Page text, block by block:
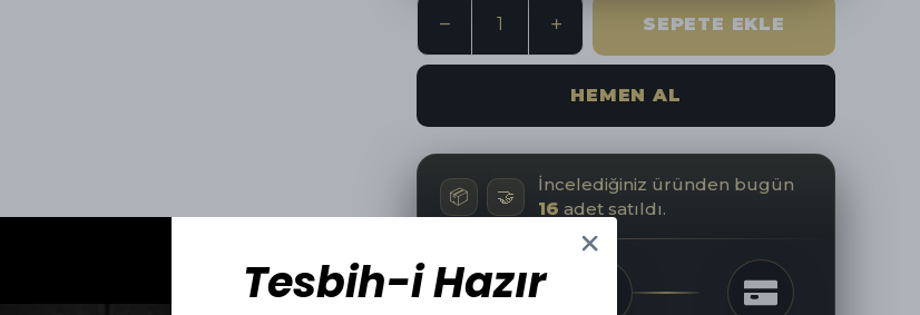
SEPETE EKLE
HEMEN AL
📦 🤝
İncelediğiniz üründen bugün
16 adet satıldı.
Tesbih-i Hazır